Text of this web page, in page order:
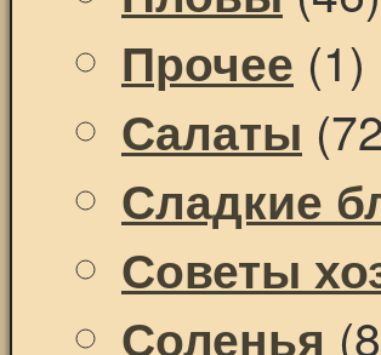
Прочее (1)
Салаты
Сладкие
Советы
Соленья